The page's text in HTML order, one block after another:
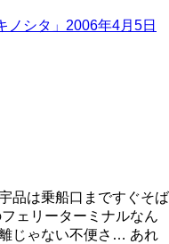
シタ」 2006年4月5日
品は乗船口まですぐそば
ェリーターミナルなん
じゃない不便さ… あれ